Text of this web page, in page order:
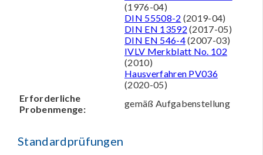
(1976-04)
DIN 55508-2 (2019-04)
DIN EN 13592 (2017-05)
DIN EN 546-4(2007-03)
IVLV Merkblatt No. 102
(2010)
Hausverfahren PV036
(2020-05)
Erforderliche
Probenmenge:
gemäß Aufgabenstellung
Standardprüfungen